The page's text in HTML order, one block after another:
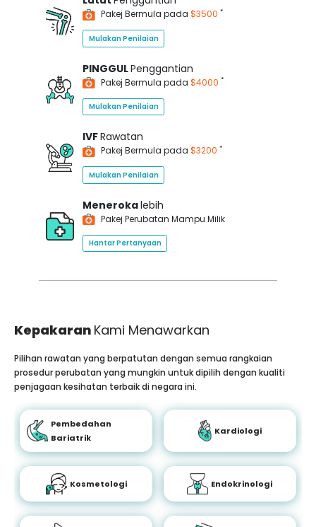
Pakej Bermula pada $3500 *
Mulakan Penilaian
PINGGULPenggantian
Pakej Bermula pada $4000 *
Mulakan Penilaian
IVFRawatan
Pakej Bermula pada $3200 *
Mulakan Penilaian
Menerokalebih
Pakej Perubatan Mampu Milik
Hantar Pertanyaan
Kepakaran Kami Menawarkan
Pilihan rawatan yang berpatutan dengan semua rangkaian
prosedur perubatan yang mungkin untuk dipilih dengan kualiti
penjagaan kesihatan terbaik di negara ini.
Pembedahan
Bariatrik
Kardiologi
Kosmetologi Endokrinologi